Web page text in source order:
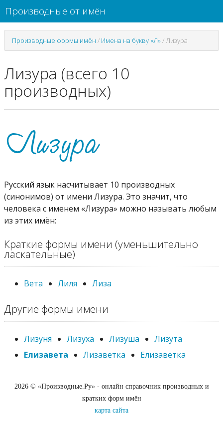
Производные от имён
Производные формы имён / Имена на букву «Л»/Лизура
Лизура (всего 10
производных)
Русский язык насчитывает 10 производных
(синонимов) от имени Лизура. Это значит, что
человека с именем «Лизура» можно называть любым
из этих имён:
Краткие формы имени (уменьшительно
ласкательные)
Вета Лиля Лиза
Другие формы имени
Лизуня Лизуха Лизуша
Лизута
Елизавета
Лизаветка Елизаветка
2026 © «Производные.Ру» - онлайн справочник производных и
кратких форм имён
карта сайта